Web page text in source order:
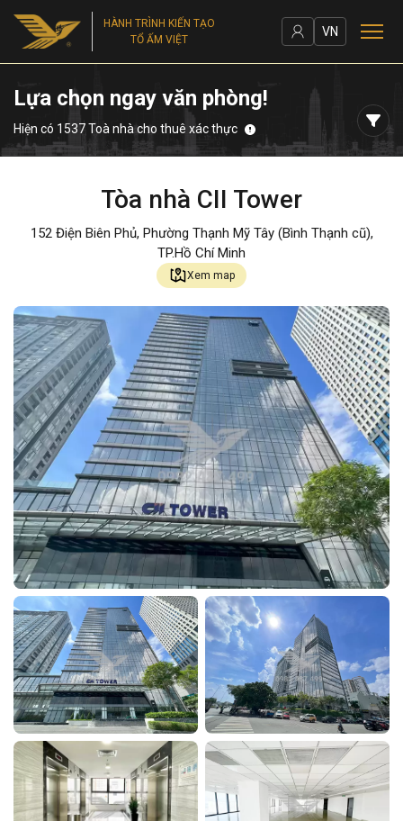
HÀNH TRÌNH KIẾN TẠO
TỔ ẤM VIỆT
VN
Lựa chọn ngay văn phòng!
Hiện có 1537 Toà nhà cho thuê xác thực
Tòa nhà CII Tower
152 Điện Biên Phủ, Phường Thạnh Mỹ Tây (Bình Thạnh cũ),
TP.Hồ Chí Minh
Xem map